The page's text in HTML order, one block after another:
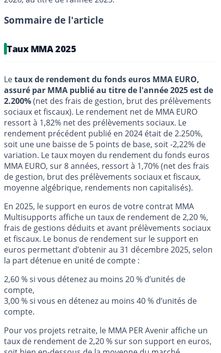
Sommaire de l'article
Taux MMA 2025
Letaux de rendement du fonds euros MMA EURO,
assuré par MMA publié au titre de l'année 2025 est de
2.200%(net des frais de gestion, brut des prélèvements
sociaux et fiscaux). Le rendement net de MMA EURO
ressort à 1,82% net des prélèvements sociaux. Le
rendement précédent publié en 2024 était de 2.250%,
soit une une baisse de 5 points de base, soit -2,22% de
variation. Le taux moyen du rendement du fonds euros
MMA EURO, sur 8 années, ressort à 1,70% (net des frais
de gestion, brut des prélèvements sociaux et fiscaux,
moyenne algébrique, rendements non capitalisés).
En 2025, le support en euros de votre contrat MMA
Multisupports affiche un taux de rendement de 2,20 %,
frais de gestions déduits et avant prélèvements sociaux
et fiscaux. Le bonus de rendement sur le support en
euros permettant d’obtenir au 31 décembre 2025, selon
la part détenue en unité de compte :
2,60 % si vous détenez au moins 20 % d’unités de
compte,
3,00 % si vous en détenez au moins 40 % d’unités de
compte.
Pour vos projets retraite, le MMA PER Avenir affiche un
taux de rendement de 2,20 % sur son support en euros,